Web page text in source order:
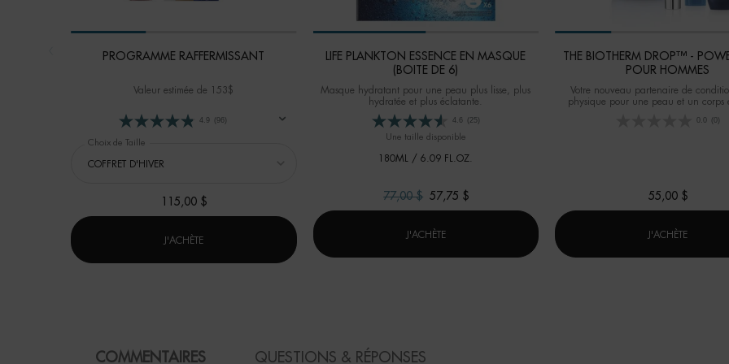
PROGRAMME RAFFERMISSANT
Valeur estimée de 153$
4.9 (96)
Choix de Taille
115,00 $
J'ACHÈTE PROGRAMME RAFFERMISSANT
LIFE PLANKTON ESSENCE EN MASQUE
(BOITE DE 6)
Masque hydratant pour une peau plus lisse, plus
hydratée et plus éclatante.
4.6 (25)
Une taille disponible
180ML / 6.09 FL.OZ.
Old price
77,00 $ New price
57,75 $
J'ACHÈTELIFE PLANKTON ESSENCE EN MASQUE (BOITE DE 6)
THE BIOTHERM DROP™ -
POUR HOMMES
Votre nouveau partenaire de
physique pour une peau et un corps
0.0 (0)
55,00 $
J'ACHÈTE THE
PDP Product Social Links MobileCOMMENTAIRES QUESTIONS & RÉPONSES